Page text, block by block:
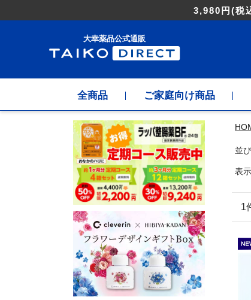
3,980円 (税
大幸薬品公式通販
全商品 ご家庭向け商品
並
表
1